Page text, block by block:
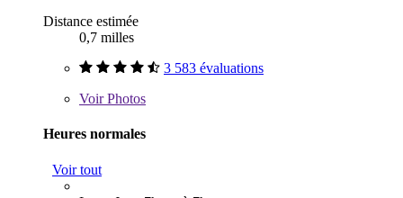
Distance estimée
0,7 milles
3 583 évaluations
VoirPhotos
Heures normales
Voir tout